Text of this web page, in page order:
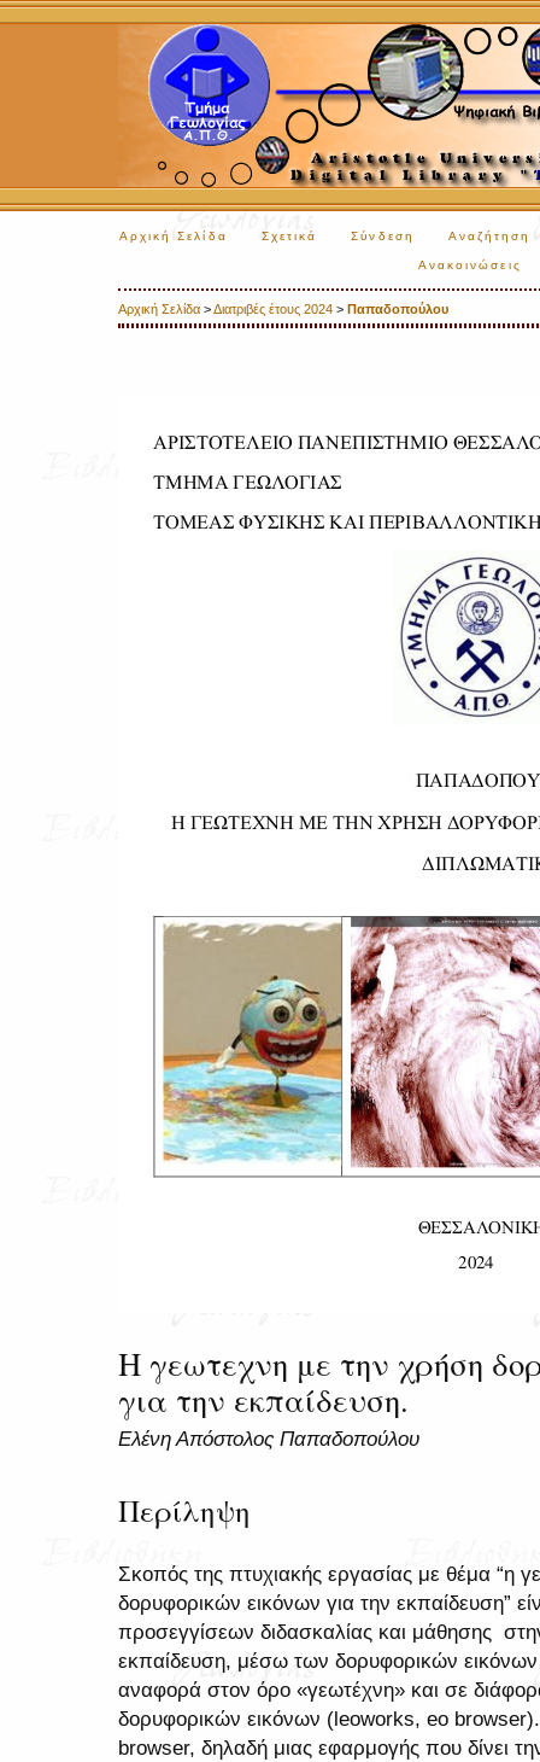
Αρχική Σελίδα Σχετικά Σύνδεση Αναζήτηση
Ανακοινώσεις
Αρχική Σελίδα >Διατριβές έτους 2024 > Παπαδοπούλου
Η γεωτεχνη με την χρήση
για την εκπαίδευση.
Ελένη Απόστολος Παπαδοπούλου
Περίληψη
Σκοπός της πτυχιακής εργασίας με θέμα “η
δορυφορικών εικόνων για την εκπαίδευση”
προσεγγίσεων διδασκαλίας και μάθησης
εκπαίδευση, μέσω των δορυφορικών εικόνων
αναφορά στον όρο «γεωτέχνη» και σε
δορυφορικών εικόνων (leoworks, eo
browser, δηλαδή μιας εφαρμογής που δίνει